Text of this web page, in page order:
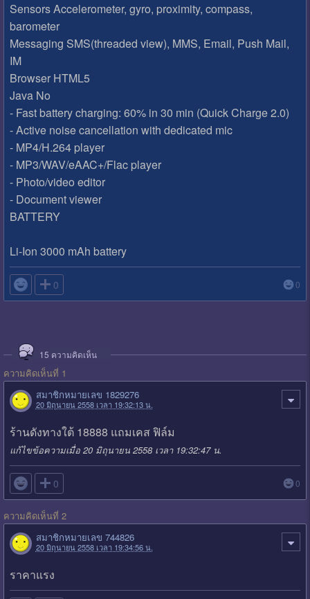
Sensors Accelerometer, gyro, proximity, compass,
barometer
Messaging SMS(threaded view), MMS, Email, Push Mail,
IM
Browser HTML5
Java No
- Fast battery charging: 60% in 30 min (Quick Charge 2.0)
- Active noise cancellation with dedicated mic
- MP4/H.264 player
- MP3/WAV/eAAC+/Flac player
- Photo/video editor
- Document viewer
BATTERY
Li-Ion 3000 mAh battery
 0 0
15 ความคิดเห็น
ความคิดเห็นที่ 1
สมาชิกหมายเลข 1829276
20 มิถุนายน 2558 เวลา 19:32:13 น.
ร้านดังทางใต้ 18888 แถมเคส ฟิล์ม
แก้ไขข้อความเมื่อ 20 มิถุนายน 2558 เวลา 19:32:47 น.
 0 0
ความคิดเห็นที่ 2
สมาชิกหมายเลข 744826
20 มิถุนายน 2558 เวลา 19:34:56 น.
ราคาแรง